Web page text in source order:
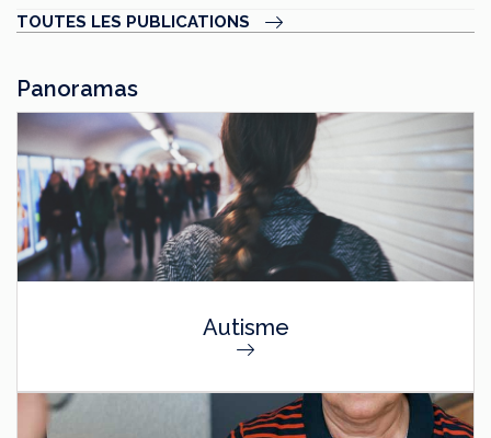
TOUTES LES PUBLICATIONS
Panoramas
Autisme